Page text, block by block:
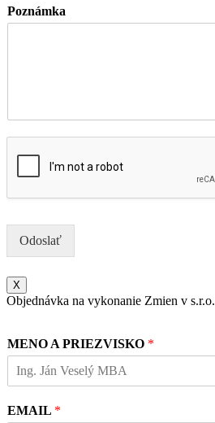
Poznámka
Odoslať
X
Objednávka na vykonanie Zmien v s.r.o.
MENO A PRIEZVISKO *
EMAIL *